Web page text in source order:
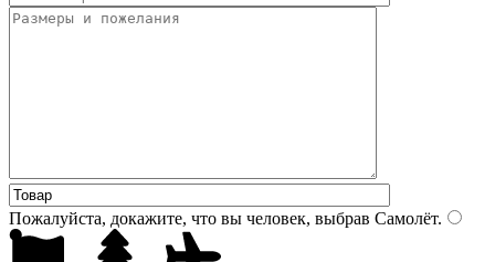
Пожалуйста, докажите, что вы человек, выбрав Самолёт.